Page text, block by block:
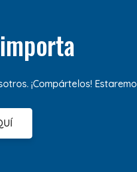
¡Compártelos!